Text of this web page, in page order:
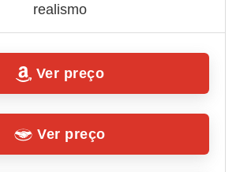
realismo
Ver preço
Ver preço